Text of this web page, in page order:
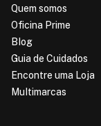
Quem somos
Oficina Prime
Blog
Guia de Cuidados
Encontre uma Loja
Multimarcas